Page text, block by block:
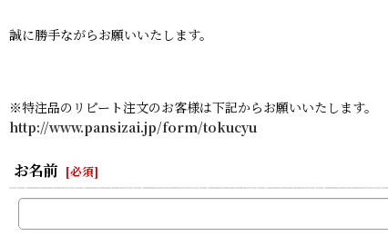
誠に勝手ながらお願いいたします。
※特注品のリピート注文のお客様は下記からお願いいたします。
http://www.pansizai.jp/form/tokucyu
お名前 [必須]